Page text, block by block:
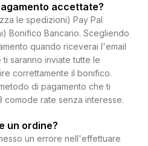
accettate?
le spedizioni) Pay Pal
Bonifico Bancario. Scegliendo
quando riceverai l'email
saranno inviate tutte le
correttamente il bonifico.
di pagamento che ti
comode rate senza interesse.
un ordine?
un errore nell'effettuare